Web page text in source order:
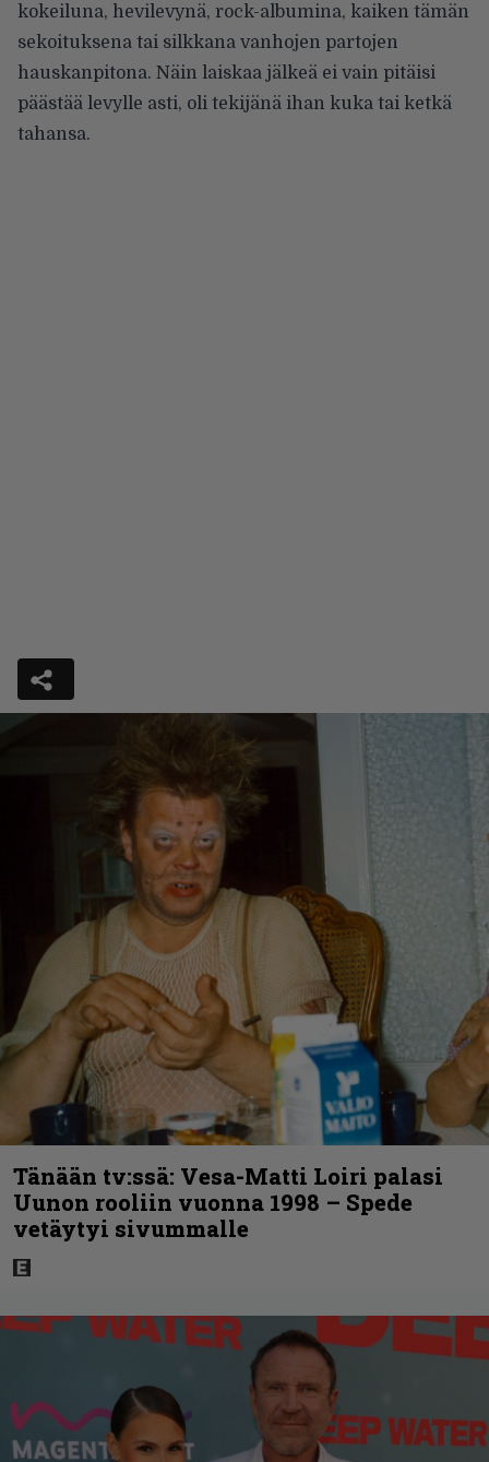
kokeiluna, hevilevynä, rock-albumina, kaiken tämän
sekoituksena tai silkkana vanhojen partojen
hauskanpitona. Näin laiskaa jälkeä ei vain pitäisi
päästää levylle asti, oli tekijänä ihan kuka tai ketkä
tahansa.
Tänään tv:ssä: Vesa-Matti Loiri palasi
Uunon rooliin vuonna 1998 – Spede
vetäytyi sivummalle